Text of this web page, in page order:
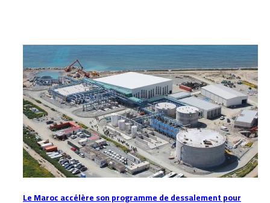
Le Maroc accélère son programme de dessalement pour